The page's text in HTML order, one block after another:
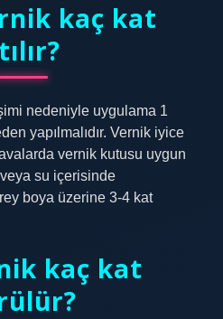
kaç kat
nedeniyle uygulama 1
yapılmalıdır. Vernik iyice
vernik kutusu uygun
veya su içerisinde
boya üzerine 3-4 kat
kaç kat